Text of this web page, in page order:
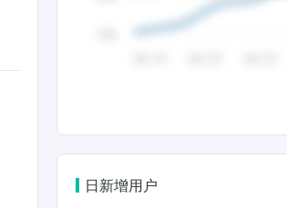
日新增用户